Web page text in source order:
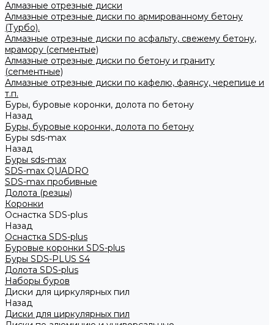
Алмазные отрезные диски
Алмазные отрезные диски по армированному бетону
(Турбо).
Алмазные отрезные диски по асфальту, свежему бетону,
мрамору (сегментые)
Алмазные отрезные диски по бетону и граниту
(сегментные)
Алмазные отрезные диски по кафелю, фаянсу, черепице и
т.п.
Буры, буровые коронки, долота по бетону
Назад
Буры, буровые коронки, долота по бетону
Буры sds-max
Назад
Буры sds-max
SDS-max QUADRO
SDS-max пробивные
Долота (резцы)
Коронки
Оснастка SDS-plus
Назад
Оснастка SDS-plus
Буровые коронки SDS-plus
Буры SDS-PLUS S4
Долота SDS-plus
Наборы буров
Диски для циркулярных пил
Назад
Диски для циркулярных пил